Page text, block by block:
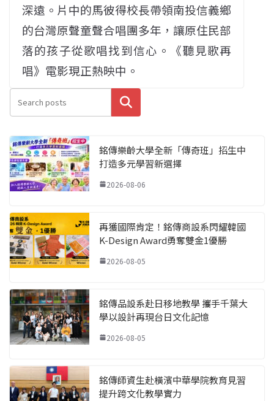
深遠。片中的馬彼得校長帶領南投信義鄉
的台灣原聲童聲合唱團多年，讓原住民部
落的孩子從歌唱找到信心。《聽見歌再
唱》電影現正熱映中。
搜尋
銘傳樂齡大學全新「傳奇班」招生中
打造多元學習新選擇
2026-08-06
再獲國際肯定！銘傳商設系閃耀韓國
K-Design Award勇奪雙金1優勝
2026-08-05
銘傳品設系赴日移地教學 攜手千葉大
學以設計再現台日文化記憶
2026-08-05
銘傳師資生赴橫濱中華學院教育見習
提升跨文化教學實力